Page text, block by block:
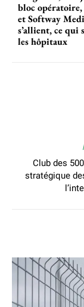
bloc
et Softway
s’allient, ce qui
les hôpitaux
Club des
stratégique